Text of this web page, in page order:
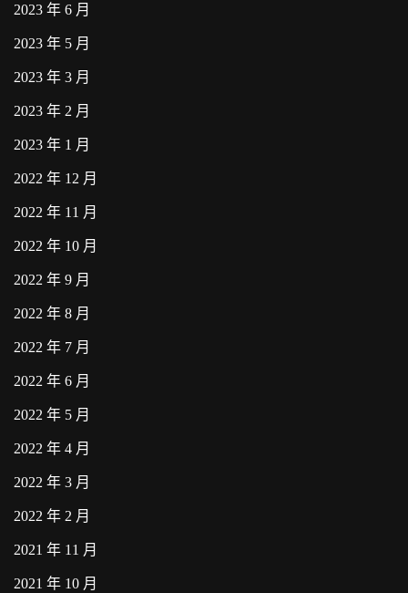
2023 年 6 月
2023 年 5 月
2023 年 3 月
2023 年 2 月
2023 年 1 月
2022 年 12 月
2022 年 11 月
2022 年 10 月
2022 年 9 月
2022 年 8 月
2022 年 7 月
2022 年 6 月
2022 年 5 月
2022 年 4 月
2022 年 3 月
2022 年 2 月
2021 年 11 月
2021 年 10 月